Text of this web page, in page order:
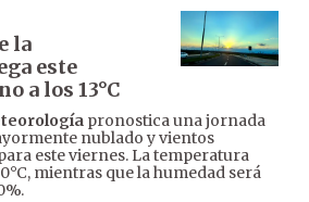
la
este
a los 13°C
pronostica una jornada
nublado y vientos
este viernes. La temperatura
mientras que la humedad será